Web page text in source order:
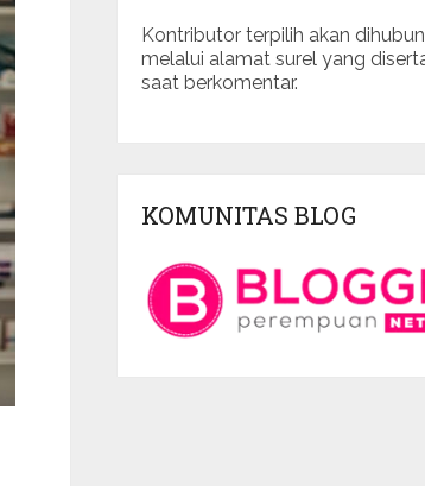
Kontributor terpilih akan
melalui alamat surel yang
saat berkomentar.
KOMUNITAS BLOG